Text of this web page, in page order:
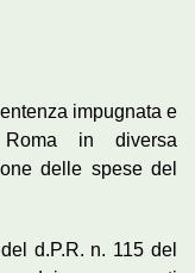
impugnata e
in diversa
delle spese del
d.P.R. n. 115 del